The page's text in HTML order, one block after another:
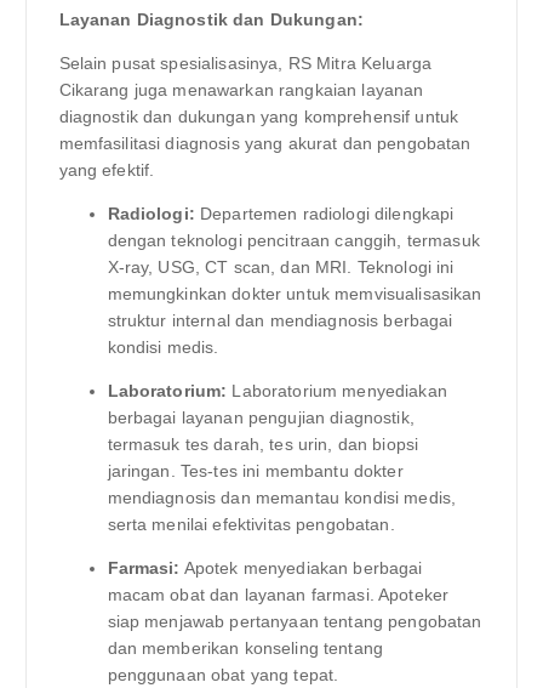
Layanan Diagnostik dan Dukungan:
Selain pusat spesialisasinya, RS Mitra Keluarga
Cikarang juga menawarkan rangkaian layanan
diagnostik dan dukungan yang komprehensif untuk
memfasilitasi diagnosis yang akurat dan pengobatan
yang efektif.
Radiologi: Departemen radiologi dilengkapi
dengan teknologi pencitraan canggih, termasuk
X-ray, USG, CT scan, dan MRI. Teknologi ini
memungkinkan dokter untuk memvisualisasikan
struktur internal dan mendiagnosis berbagai
kondisi medis.
Laboratorium: Laboratorium menyediakan
berbagai layanan pengujian diagnostik,
termasuk tes darah, tes urin, dan biopsi
jaringan. Tes-tes ini membantu dokter
mendiagnosis dan memantau kondisi medis,
serta menilai efektivitas pengobatan.
Farmasi: Apotek menyediakan berbagai
macam obat dan layanan farmasi. Apoteker
siap menjawab pertanyaan tentang pengobatan
dan memberikan konseling tentang
penggunaan obat yang tepat.